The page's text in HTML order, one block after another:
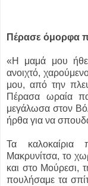
Πέρασε όμορφα
«Η μαμά μου
ανοιχτό,
μου, από την
Πέρασα ωραία
μεγάλωσα στον
ήρθα για να
Τα καλοκαίρια
Μακρυνίτσα, το
και στο Μούρεσι,
πουλήσαμε τα